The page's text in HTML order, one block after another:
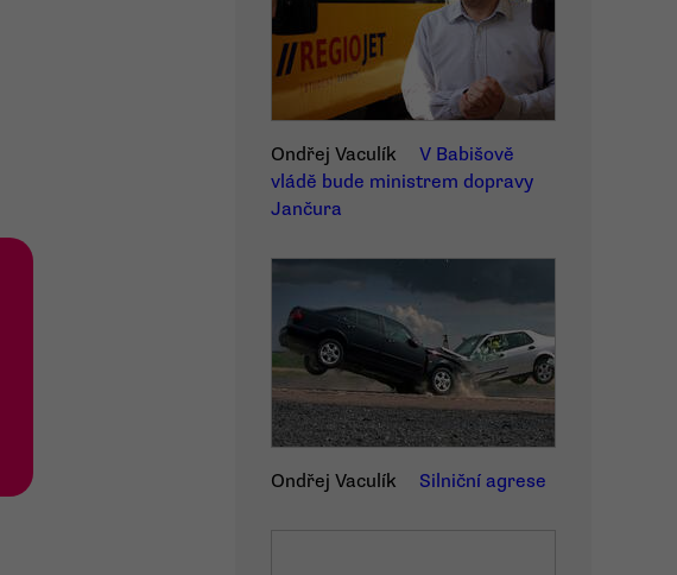
Ondřej Vaculík
V Babišově
vládě bude ministrem dopravy
Jančura
Ondřej Vaculík Silniční agrese